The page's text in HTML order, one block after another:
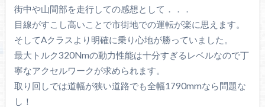
街中や山間部を走行しての感想として．．．
目線がすこし高いことで市街地での運転が楽に思えます。
そしてAクラスより明確に乗り心地が勝っていました。
最大トルク320Nmの動力性能は十分すぎるレベルなので丁
寧なアクセルワークが求められます。
取り回しでは道幅が狭い道路でも全幅1790mmなら問題な
し！